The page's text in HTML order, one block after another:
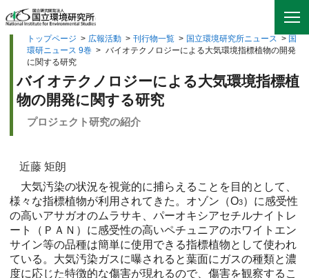
トップページ > 広報活動 > 刊行物一覧 > 国立環境研究所ニュース > 国
環研ニュース 9巻 > バイオテクノロジーによる大気環境指標植物の開発
に関する研究
バイオテクノロジーによる大気環境指標植
物の開発に関する研究
プロジェクト研究の紹介
近藤 矩朗
大気汚染の状況を視覚的に捕らえることを目的として、
様々な指標植物が利用されてきた。オゾン（O3）に感受性
の高いアサガオのムラサキ、パーオキシアセチルナイトレ
ート（ＰＡＮ）に感受性の高いペチュニアのホワイトエン
サイン等の品種は簡単に使用できる指標植物として使われ
ている。大気汚染ガスに曝されると葉面にガスの種類と濃
度に応じた特徴的な傷害が現れるので、傷害を観察するこ